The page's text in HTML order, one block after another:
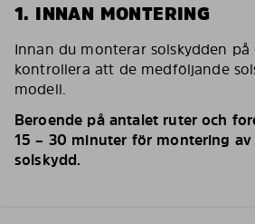
1. INNAN MONTERING
Innan du monterar solskydden
kontrollera att de medföljande
modell.
Beroende på antalet ruter och
15 – 30 minuter för montering av
solskydd.